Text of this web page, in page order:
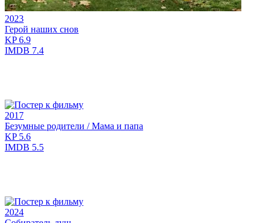
2023
Герой наших снов
KP6.9
IMDB 7.4
2017
Безумные родители / Мама и папа
KP5.6
IMDB 5.5
2024